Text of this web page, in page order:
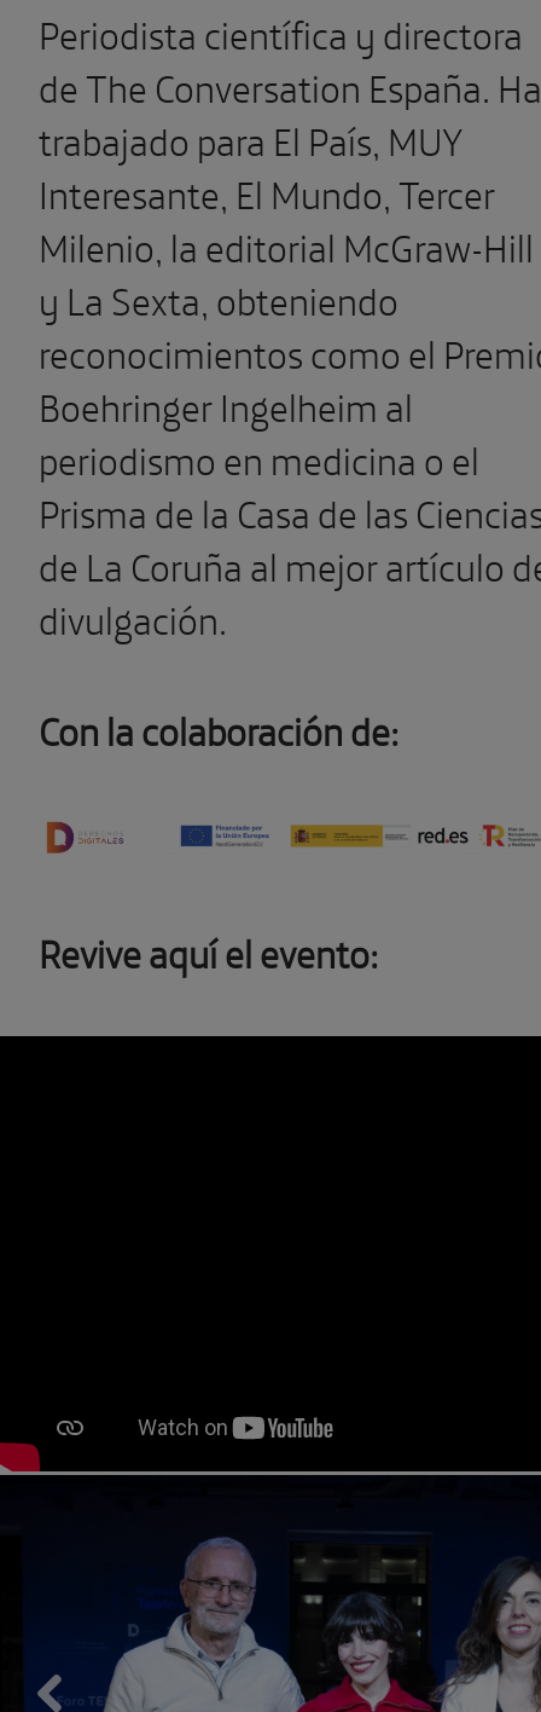
Periodista científica y directora
deThe Conversation España. Ha
trabajado para El País, MUY
Interesante, El Mundo, Tercer
Milenio, la editorial McGraw-Hill
y La Sexta, obteniendo
reconocimientos como el
Boehringer Ingelheim al
periodismo en medicina o el
Prisma de la Casa de las
de La Coruña al mejor artículo
divulgación.
Con la colaboración de:
Revive aquí el evento: